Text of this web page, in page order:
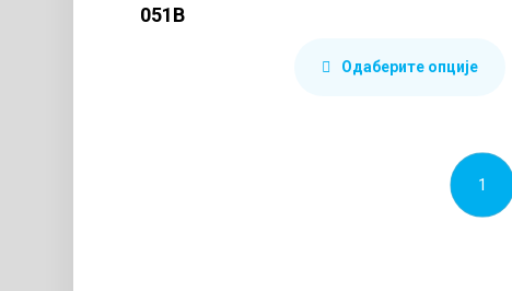
051B
Одаберите опције
1